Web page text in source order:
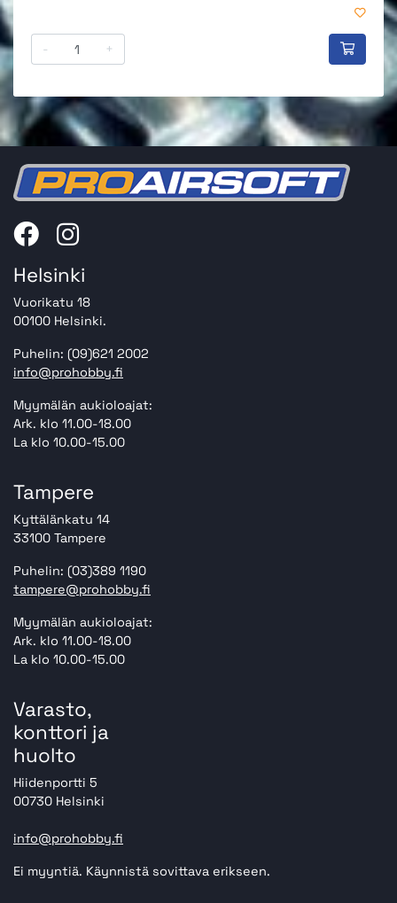
- +
Helsinki
Vuorikatu 18
00100 Helsinki.
Puhelin: (09)621 2002
info@prohobby.fi
Myymälän aukioloajat:
Ark. klo 11.00-18.00
La klo 10.00-15.00
Tampere
Kyttälänkatu 14
33100 Tampere
Puhelin: (03)389 1190
tampere@prohobby.fi
Myymälän aukioloajat:
Ark. klo 11.00-18.00
La klo 10.00-15.00
Varasto,
konttori ja
huolto
Hiidenportti 5
00730 Helsinki
info@prohobby.fi
Ei myyntiä. Käynnistä sovittava erikseen.